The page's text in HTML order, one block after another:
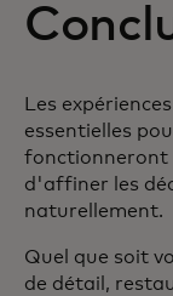
Les
essentielles
fonctionneront
d'affiner les
naturellement.
Quel que soit
de détail,